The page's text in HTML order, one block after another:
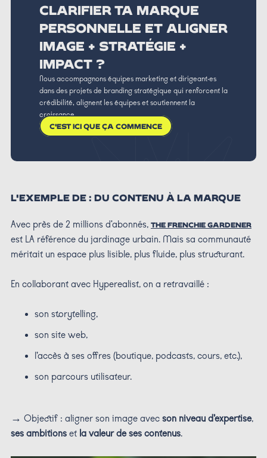
CLARIFIER TA MARQUE
PERSONNELLE ET ALIGNER
IMAGE + STRATÉGIE +
IMPACT ?
Nous accompagnons équipes marketing et dirigeant·es
dans des projets de branding stratégique qui renforcent la
crédibilité, alignent les équipes et soutiennent la
croissance.
C'EST ICI QUE ÇA COMMENCE
L'EXEMPLE DE : DU CONTENU À LA MARQUE
Avec près de 2 millions d'abonnés, THE FRENCHIE GARDENER
est LA référence du jardinage urbain. Mais sa communauté
méritait un espace plus lisible, plus fluide, plus structurant.
En collaborant avec Hyperealist, on a retravaillé :
son storytelling,
son site web,
l’accès à ses offres (boutique, podcasts, cours, etc.),
son parcours utilisateur.
→ Objectif : aligner son image avec son niveau d’expertise,
ses ambitionset la valeur de ses contenus.